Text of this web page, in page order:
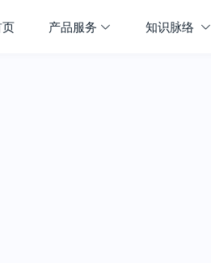
产品服务 知识脉络